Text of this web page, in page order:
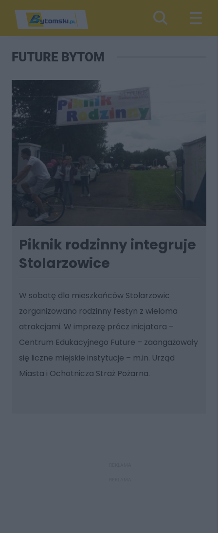
FUTURE BYTOM
Piknik rodzinny integruje
Stolarzowice
W sobotę dla mieszkańców Stolarzowic
zorganizowano rodzinny festyn z wieloma
atrakcjami. W imprezę prócz inicjatora –
Centrum Edukacyjnego Future – zaangażowały
się liczne miejskie instytucje – m.in. Urząd
Miasta i Ochotnicza Straż Pożarna.